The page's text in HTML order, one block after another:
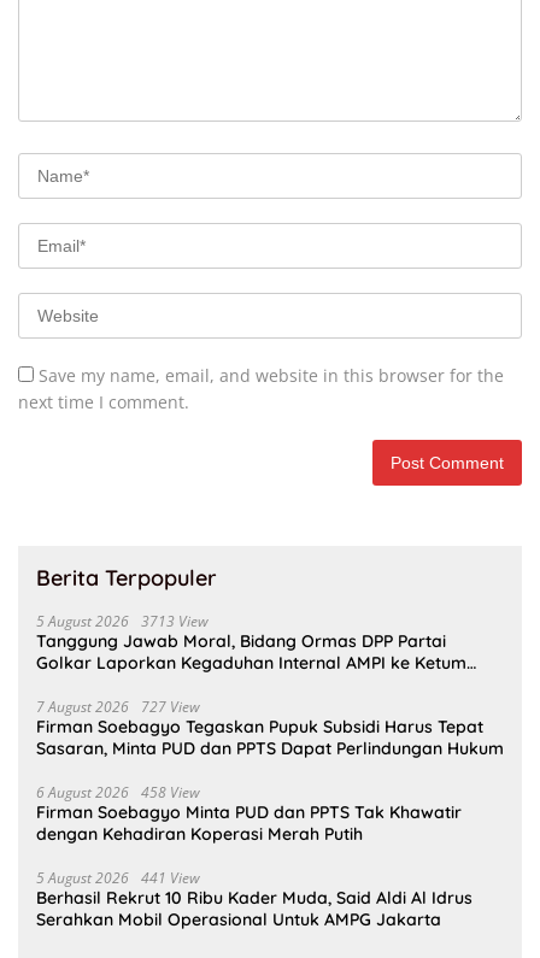
Save my name, email, and website in this browser for the
next time I comment.
Berita Terpopuler
5 August 2026 3713 View
Tanggung Jawab Moral, Bidang Ormas DPP Partai
Golkar Laporkan Kegaduhan Internal AMPI ke Ketum
7 August 2026 727 View
Firman Soebagyo Tegaskan Pupuk Subsidi Harus Tepat
Sasaran, Minta PUD dan PPTS Dapat Perlindungan Hukum
6 August 2026 458 View
Firman Soebagyo Minta PUD dan PPTS Tak Khawatir
dengan Kehadiran Koperasi Merah Putih
5 August 2026 441 View
Berhasil Rekrut 10 Ribu Kader Muda, Said Aldi Al Idrus
Serahkan Mobil Operasional Untuk AMPG Jakarta